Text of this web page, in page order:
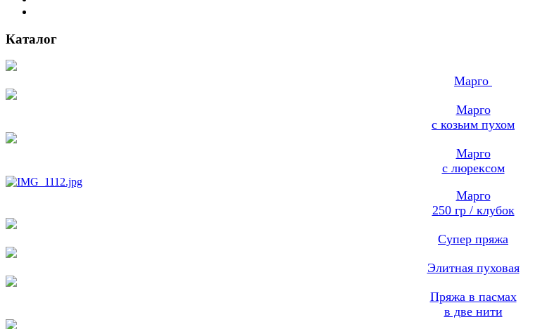
Каталог
Марго
Марго
с козьим пухом
Марго
с люрексом
Марго
250 гр / клубок
Cупер пряжа
Элитная пуховая
Пряжа в пасмах
в две нити